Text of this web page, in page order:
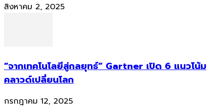
สิงหาคม 2, 2025
“จากเทคโนโลยีสู่กลยุทธ์” Gartner เปิด 6 แนวโน้ม
คลาวด์เปลี่ยนโลก
กรกฎาคม 12, 2025